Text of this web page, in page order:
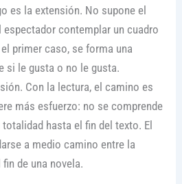
es la extensión. No supone el
contemplar un cuadro
primer caso, se forma una
si le gusta o no le gusta.
Con la lectura, el camino es
más esfuerzo: no se comprende
totalidad hasta el fin del texto. El
a medio camino entre la
de una novela.